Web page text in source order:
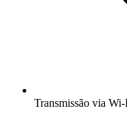
Transmissão via